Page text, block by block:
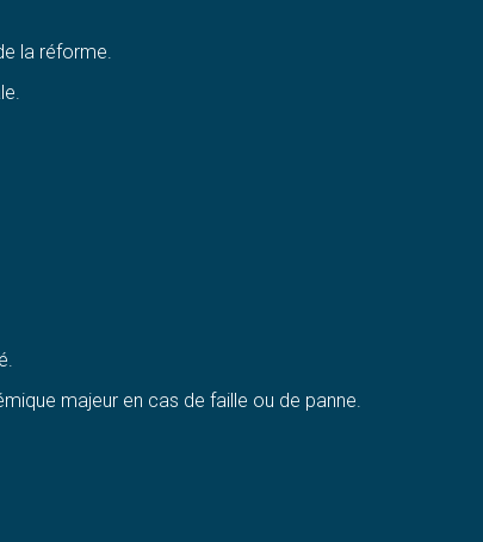
la réforme.
majeur en cas de faille ou de panne.